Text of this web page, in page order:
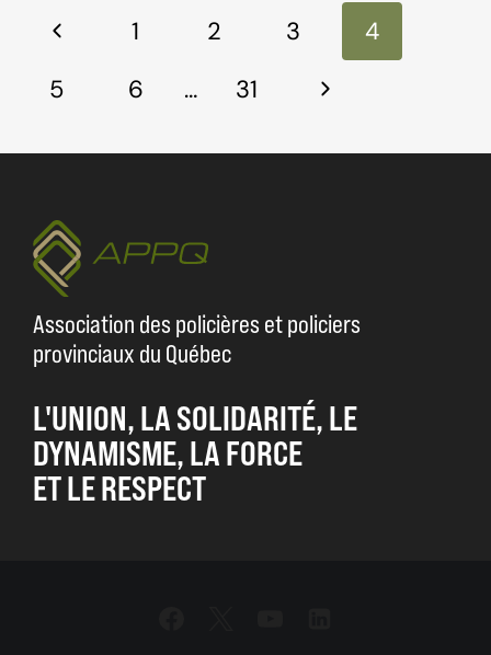
Navigation
Previous
Page
1 2 3
4
5
6 … 31
Next
Association des policières et policiers
provinciaux du Québec
L'UNION, LA SOLIDARITÉ, LE
DYNAMISME, LA FORCE
ET LE RESPECT